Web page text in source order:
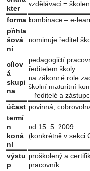
kter
vzdělávací =
forma kombinace – e-
přihla
šová
ní
nominuje ředitel
cílov
á
skupi
na
pedagogičtí
ředitelem školy
na zákonné role
školní maturitní
– ředitelé a
účast povinná;
termí
n
koná
ní
od 15. 5. 2009
(konkrétně v sekci
výstu
p
proškolený a
pracovník